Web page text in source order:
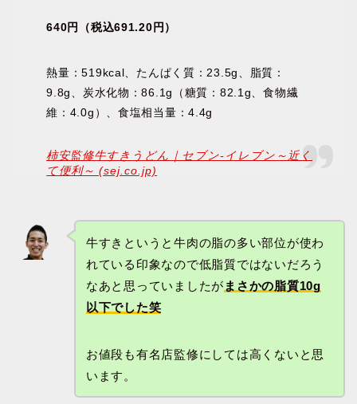
640円（税込691.20円）
熱量：519kcal、たんぱく質：23.5g、脂質：
9.8g、炭水化物：86.1g（糖質：82.1g、食物繊
維：4.0g）、食塩相当量：4.4g
柿安監修牛すきうどん｜セブン‐イレブン～近く
て便利～ (sej.co.jp)
牛すきというと牛肉の脂の多い部位が使わ
れている印象なので低脂質ではないだろう
なあと思っていましたが まさかの脂質10g
以下でした笑
お値段も有名店監修にしては高くないと思
います。